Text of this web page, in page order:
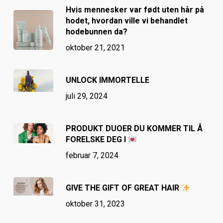
Hvis mennesker var født uten hår på
hodet, hvordan ville vi behandlet
hodebunnen da?
oktober 21, 2021
UNLOCK IMMORTELLE
juli 29, 2024
PRODUKT DUOER DU KOMMER TIL Å
FORELSKE DEG I
februar 7, 2024
GIVE THE GIFT OF GREAT HAIR
oktober 31, 2023